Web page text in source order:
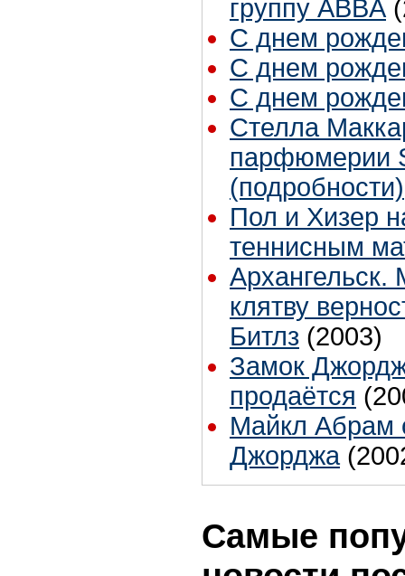
группу ABBA
С днем
С днем
С днем
Стелла
парфюмерии
(подробности)
Пол и Хизер
теннисным
клятву
Битлз (2003)
Замок
продаётся
Майкл Абрам
Джорджа
Самые